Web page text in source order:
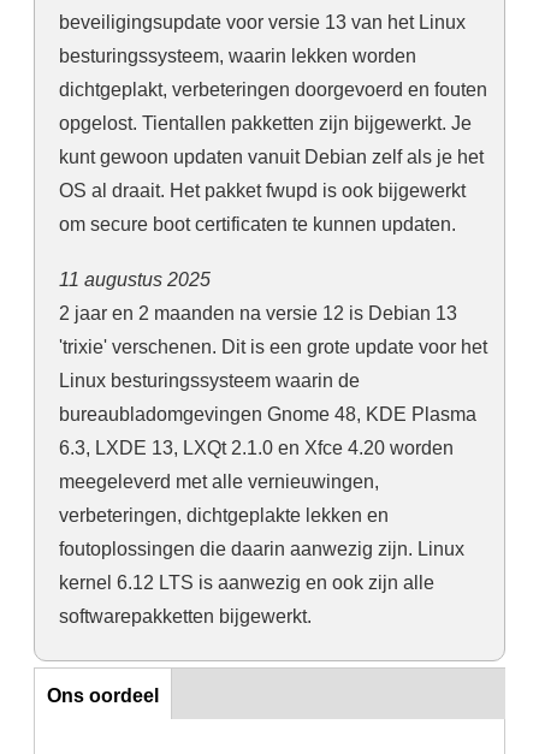
beveiligingsupdate voor versie 13 van het Linux
besturingssysteem, waarin lekken worden
dichtgeplakt, verbeteringen doorgevoerd en fouten
opgelost. Tientallen pakketten zijn bijgewerkt. Je
kunt gewoon updaten vanuit Debian zelf als je het
OS al draait. Het pakket fwupd is ook bijgewerkt
om secure boot certificaten te kunnen updaten.
11 augustus 2025
2 jaar en 2 maanden na versie 12 is Debian 13
'trixie' verschenen. Dit is een grote update voor het
Linux besturingssysteem waarin de
bureaubladomgevingen Gnome 48, KDE Plasma
6.3, LXDE 13, LXQt 2.1.0 en Xfce 4.20 worden
meegeleverd met alle vernieuwingen,
verbeteringen, dichtgeplakte lekken en
foutoplossingen die daarin aanwezig zijn. Linux
kernel 6.12 LTS is aanwezig en ook zijn alle
softwarepakketten bijgewerkt.
Ons oordeel
Ons oordeel